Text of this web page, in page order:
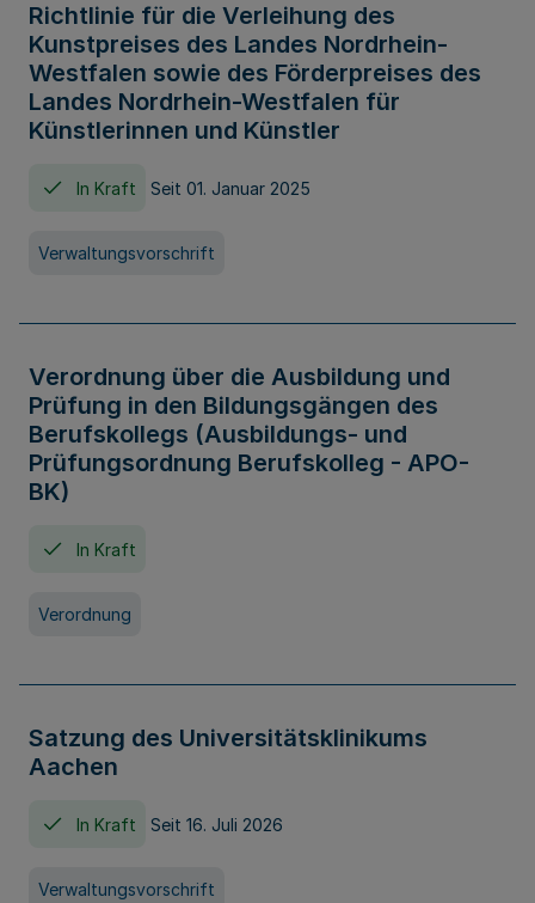
Richtlinie für die Verleihung des
Kunstpreises des Landes Nordrhein-
Westfalen sowie des Förderpreises des
Landes Nordrhein-Westfalen für
Künstlerinnen und Künstler
In Kraft Seit 01. Januar 2025
Verwaltungsvorschrift
Verordnung über die Ausbildung und
Prüfung in den Bildungsgängen des
Berufskollegs (Ausbildungs- und
Prüfungsordnung Berufskolleg - APO-
BK)
In Kraft
Verordnung
Satzung des Universitätsklinikums
Aachen
In Kraft Seit 16. Juli 2026
Verwaltungsvorschrift